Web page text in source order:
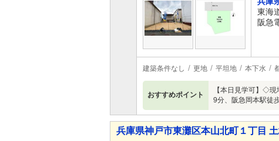
東海
阪急
建築条件なし 更地 平坦地 本下水
おすすめポイント
【本日見学可】◇
9分、阪急岡本駅徒
兵庫県神戸市東灘区本山北町１丁目